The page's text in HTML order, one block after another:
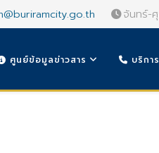
จันทร์-
ศูนย์ข้อมูลข่าวสาร บริกา